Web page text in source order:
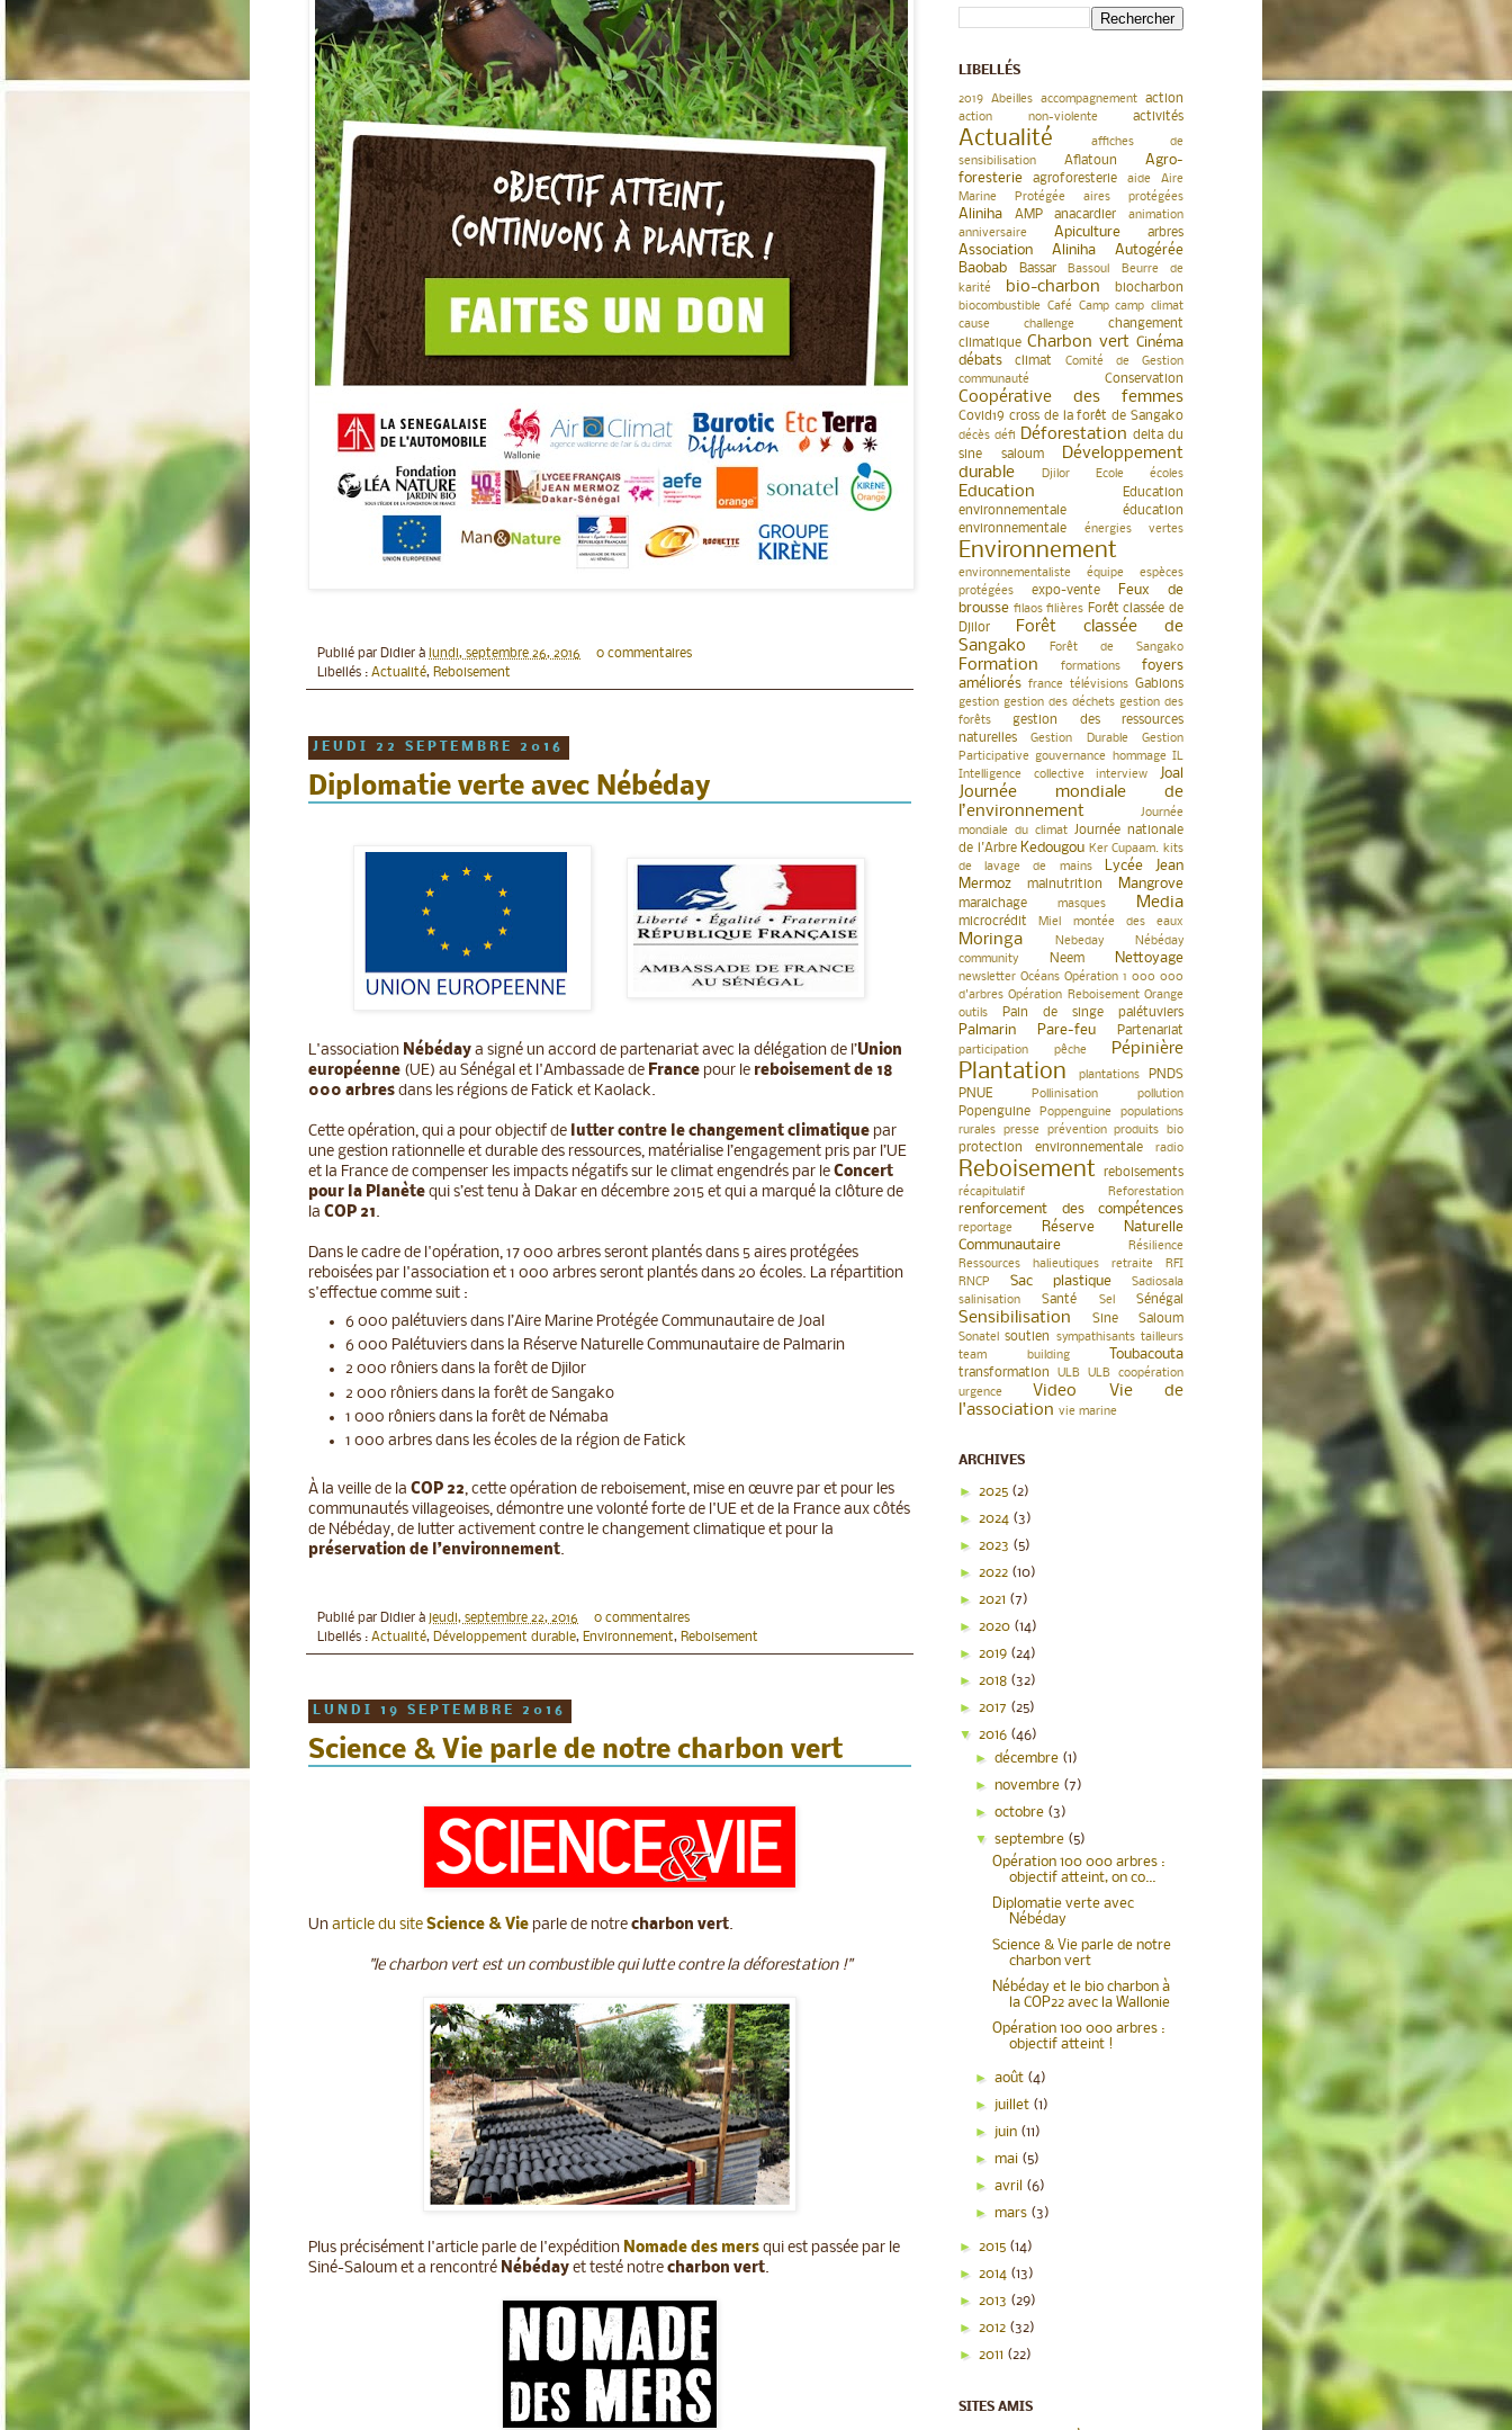
Publié par Didier à lundi, septembre 26, 2016
0 commentaires
Libellés : Actualité, Reboisement
JEUDI 22 SEPTEMBRE 2016
Diplomatie verte avec Nébéday
L'association Nébéday a signé un accord de partenariat avec la délégation de l’Union
européenne (UE) au Sénégal et l'Ambassade de France pour le reboisement de 18
000 arbres dans les régions de Fatick et Kaolack.
Cette opération, qui a pour objectif de lutter contre le changement climatique par
une gestion rationnelle et durable des ressources, matérialise l’engagement pris par l’UE
et la France de compenser les impacts négatifs sur le climat engendrés par le Concert
pour la Planète qui s’est tenu à Dakar en décembre 2015 et qui a marqué la clôture de
la COP 21.
Dans le cadre de l'opération, 17 000 arbres seront plantés dans 5 aires protégées
reboisées par l'association et 1 000 arbres seront plantés dans 20 écoles. La répartition
s'effectue comme suit :
6 000 palétuviers dans l’Aire Marine Protégée Communautaire de Joal
6 000 Palétuviers dans la Réserve Naturelle Communautaire de Palmarin
2 000 rôniers dans la forêt de Djilor
2 000 rôniers dans la forêt de Sangako
1 000 rôniers dans la forêt de Némaba
1 000 arbres dans les écoles de la région de Fatick
À la veille de la COP 22, cette opération de reboisement, mise en œuvre par et pour les
communautés villageoises, démontre une volonté forte de l'UE et de la France aux côtés
de Nébéday, de lutter activement contre le changement climatique et pour la
préservation de l’environnement.
Publié par Didier à jeudi, septembre 22, 2016
0 commentaires
Libellés : Actualité, Développement durable, Environnement, Reboisement
LUNDI 19 SEPTEMBRE 2016
Science & Vie parle de notre charbon vert
Un article du site Science & Vie parle de notre charbon vert.
"le charbon vert est un combustible qui lutte contre la déforestation !"
Plus précisément l'article parle de l'expédition Nomade des mers qui est passée par le
Siné-Saloum et a rencontré Nébéday et testé notre charbon vert.
LIBELLÉS
2019 Abeilles accompagnement action
action non-violente activités
Actualité
affiches de
sensibilisation
Aflatoun
Agro-
foresterie
agroforesterie aide
Aire
Marine Protégée
aires protégées
Aliniha AMP anacardier
animation
anniversaire
Apiculture arbres
Association Aliniha Autogérée
Baobab
Bassar Bassoul
Beurre de
karité
bio-charbon biocharbon
biocombustible Café Camp camp climat
cause
challenge
changement
climatique Charbon vert Cinéma
débats
climat
Comité de Gestion
communauté
Conservation
Coopérative des femmes
Covid19 cross de la forêt de Sangako
décès défi Déforestation delta du
sine saloum
Développement
durable
Djilor Ecole écoles
Education
Education
environnementale
éducation
environnementale
énergies vertes
Environnement
environnementaliste équipe
espèces
protégées
expo-vente
Feux de
brousse filaos filières Forêt classée de
Djilor
Forêt classée de
Sangako
Forêt de Sangako
Formation formations
foyers
améliorés france télévisions Gabions
gestion gestion des déchets gestion des
forêts
gestion des ressources
naturelles
Gestion Durable
Gestion
Participative gouvernance hommage IL
Intelligence collective
interview Joal
Journée mondiale de
l’environnement
Journée
mondiale du climat Journée nationale
de l'Arbre Kedougou Ker Cupaam. kits
de lavage de mains
Lycée Jean
Mermoz
malnutrition Mangrove
maraichage masques Media
microcrédit Miel montée des eaux
Moringa Nebeday
Nébéday
community
Neem Nettoyage
newsletter Océans Opération 1 000 000
d'arbres Opération Reboisement Orange
outils
Pain de singe palétuviers
Palmarin Pare-feu Partenariat
participation pêche Pépinière
Plantation plantations
PNDS
PNUE
Pollinisation pollution
Popenguine Poppenguine
populations
rurales
presse prévention produits bio
protection environnementale radio
Reboisement reboisements
récapitulatif Reforestation
renforcement des compétences
reportage
Réserve Naturelle
Communautaire
Résilience
Ressources halieutiques
retraite
RFI
RNCP
Sac plastique
Sadiosala
salinisation
Santé Sel Sénégal
Sensibilisation Sine Saloum
Sonatel soutien sympathisants tailleurs
team building
Toubacouta
transformation ULB
ULB coopération
urgence
Video
Vie de
l'association vie marine
ARCHIVES
► 2025 (2)
► 2024 (3)
► 2023 (5)
► 2022 (10)
► 2021 (7)
► 2020 (14)
► 2019 (24)
► 2018 (32)
► 2017 (25)
▼ 2016 (46)
►décembre (1)
►novembre (7)
►octobre (3)
▼septembre (5)
Opération 100 000 arbres :
objectif atteint, on co...
Diplomatie verte avec
Nébéday
Science & Vie parle de notre
charbon vert
Nébéday et le bio charbon à
la COP22 avec la Wallonie
Opération 100 000 arbres :
objectif atteint !
►août (4)
► juillet (1)
► juin (11)
►mai (5)
►avril (6)
►mars (3)
► 2015 (14)
► 2014 (13)
► 2013 (29)
► 2012 (32)
► 2011 (22)
SITES AMIS